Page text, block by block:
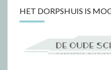
HET DORPSHUIS IS